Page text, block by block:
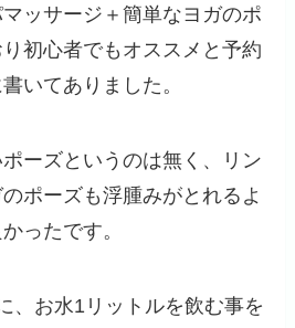
ッサージ＋簡単なヨガのポ
初心者でもオススメと予約
いてありました。
ーズというのは無く、リン
ポーズも浮腫みがとれるよ
ったです。
、お水1リットルを飲む事を